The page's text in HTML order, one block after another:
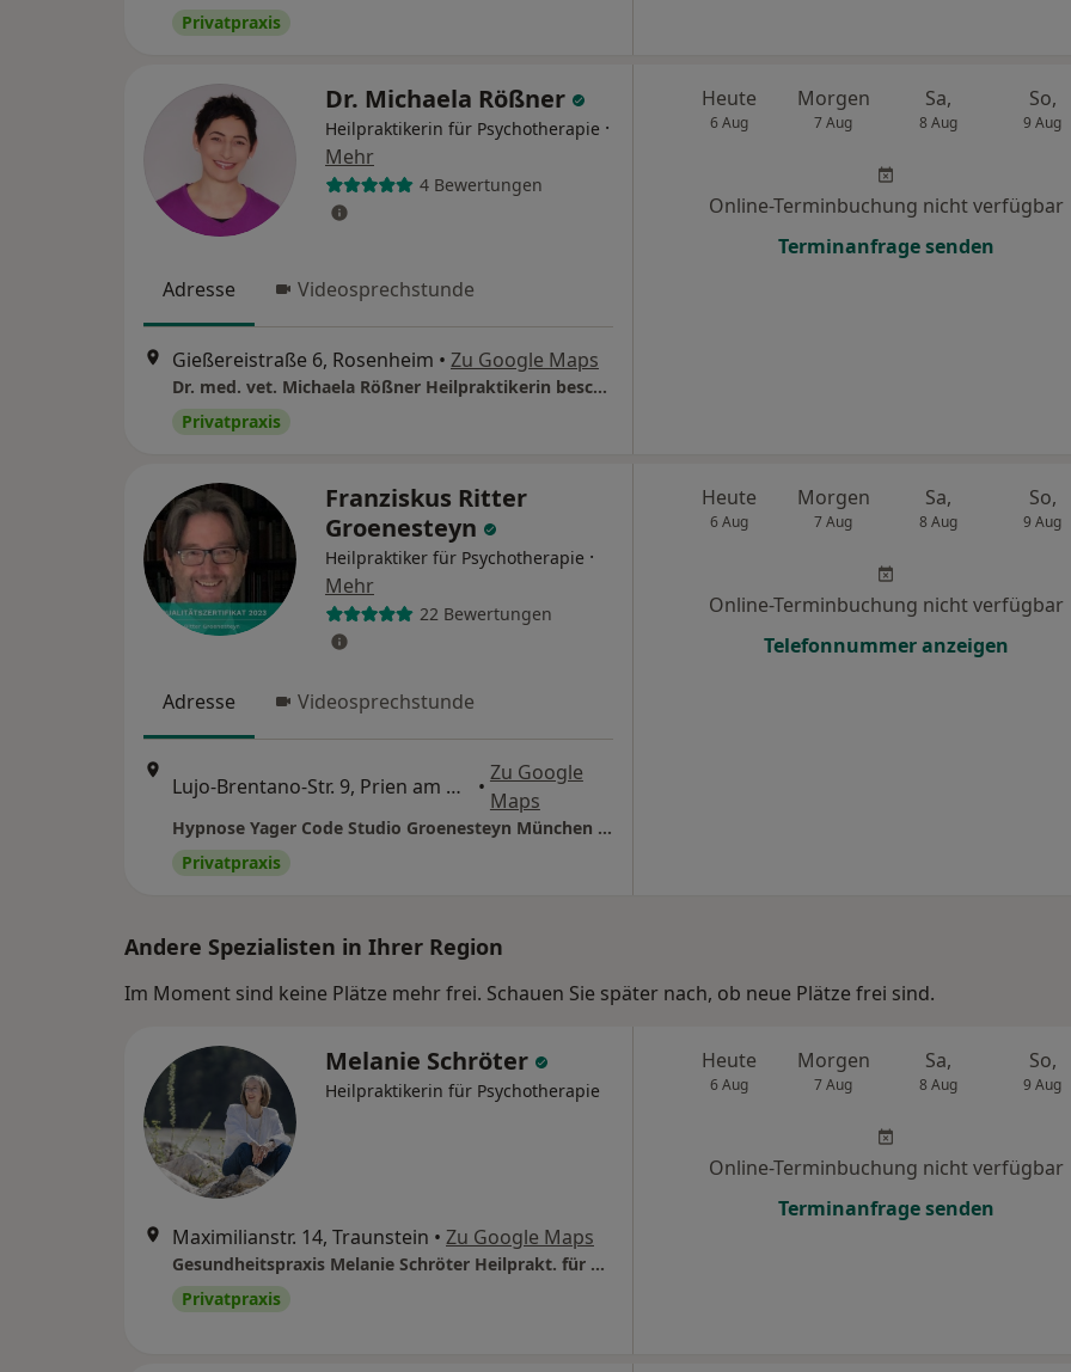
Privatpraxis
Dr. Michaela Rößner
Heilpraktikerin für Psychotherapie ·
Mehr
4 Bewertungen
Adresse Videosprechstunde
Gießereistraße 6, Rosenheim • Zu Google Maps
Dr. med. vet. Michaela Rößner Heilpraktikerin beschränkt auf das Gebiet der Psychotherapie
Privatpraxis
Heute
6 Aug
Morgen
7 Aug
Sa,
8 Aug
So,
9 Aug
Online-Terminbuchung nicht verfügbar
Terminanfrage senden
Franziskus Ritter
Groenesteyn
Heilpraktiker für Psychotherapie ·
Mehr
22 Bewertungen
Adresse Videosprechstunde
Lujo-Brentano-Str. 9, Prien am Chiemsee •
Zu Google
Maps
Hypnose Yager Code Studio Groenesteyn München Prien
Privatpraxis
Heute
6 Aug
Morgen
7 Aug
Sa,
8 Aug
So,
9 Aug
Online-Terminbuchung nicht verfügbar
Telefonnummer anzeigen
Andere Spezialisten in Ihrer Region
Im Moment sind keine Plätze mehr frei. Schauen Sie später nach, ob neue Plätze frei sind.
Melanie Schröter
Heilpraktikerin für Psychotherapie
Maximilianstr. 14, Traunstein • Zu Google Maps
Gesundheitspraxis Melanie Schröter Heilprakt. für Psychotherapie
Privatpraxis
Heute
6 Aug
Morgen
7 Aug
Sa,
8 Aug
So,
9 Aug
Online-Terminbuchung nicht verfügbar
Terminanfrage senden